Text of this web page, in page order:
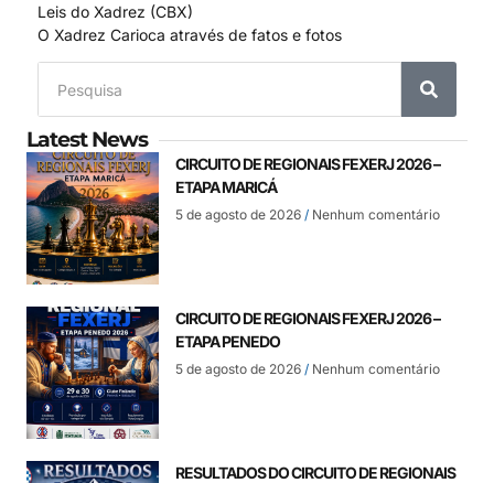
Leis do Xadrez (CBX)
O Xadrez Carioca através de fatos e fotos
Latest News
CIRCUITO DE REGIONAIS FEXERJ 2026 –
ETAPA MARICÁ
5 de agosto de 2026 Nenhum comentário
CIRCUITO DE REGIONAIS FEXERJ 2026 –
ETAPA PENEDO
5 de agosto de 2026 Nenhum comentário
RESULTADOS DO CIRCUITO DE REGIONAIS